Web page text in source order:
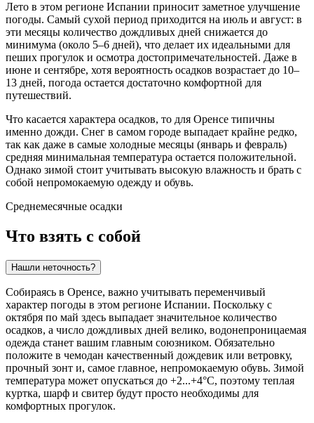
Лето в этом регионе Испании приносит заметное улучшение
погоды. Самый сухой период приходится на июль и август: в
эти месяцы количество дождливых дней снижается до
минимума (около 5–6 дней), что делает их идеальными для
пеших прогулок и осмотра достопримечательностей. Даже в
июне и сентябре, хотя вероятность осадков возрастает до 10–
13 дней, погода остается достаточно комфортной для
путешествий.
Что касается характера осадков, то для Оренсе типичны
именно дожди. Снег в самом городе выпадает крайне редко,
так как даже в самые холодные месяцы (январь и февраль)
средняя минимальная температура остается положительной.
Однако зимой стоит учитывать высокую влажность и брать с
собой непромокаемую одежду и обувь.
Среднемесячные осадки
Что взять с собой
Нашли неточность?
Собираясь в Оренсе, важно учитывать переменчивый
характер погоды в этом регионе Испании. Поскольку с
октября по май здесь выпадает значительное количество
осадков, а число дождливых дней велико, водонепроницаемая
одежда станет вашим главным союзником. Обязательно
положите в чемодан качественный дождевик или ветровку,
прочный зонт и, самое главное, непромокаемую обувь. Зимой
температура может опускаться до +2...+4°C, поэтому теплая
куртка, шарф и свитер будут просто необходимы для
комфортных прогулок.